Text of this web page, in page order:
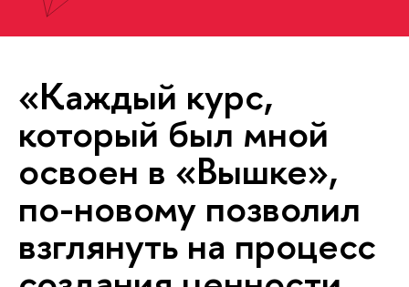
«Каждый курс,
который был мной
освоен в «Вышке»,
по-новому позволил
взглянуть на процесс